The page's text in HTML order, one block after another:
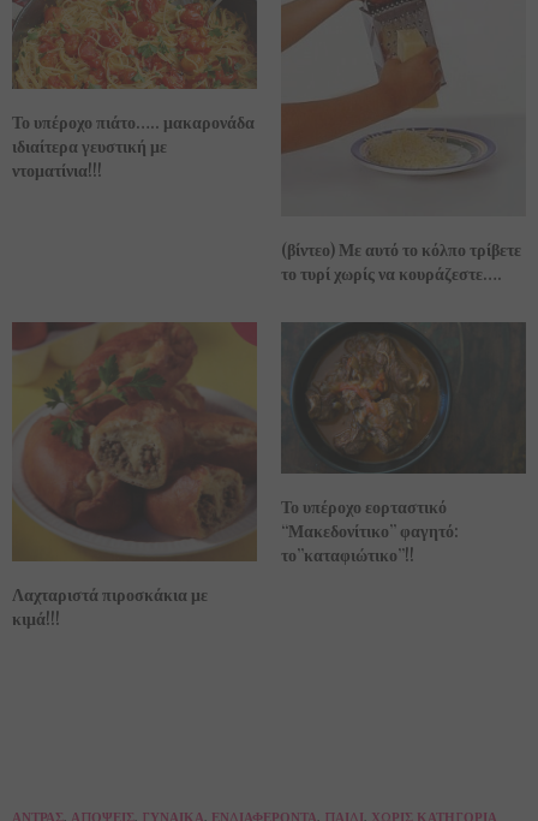
Το υπέροχο πιάτο….. μακαρονάδα
ιδιαίτερα γευστική με
ντοματίνια!!!
(βίντεο) Με αυτό το κόλπο τρίβετε
το τυρί χωρίς να κουράζεστε….
Λαχταριστά πιροσκάκια με
κιμά!!!
Το υπέροχο εορταστικό
“Μακεδονίτικο” φαγητό:
το”καταφιώτικο”!!